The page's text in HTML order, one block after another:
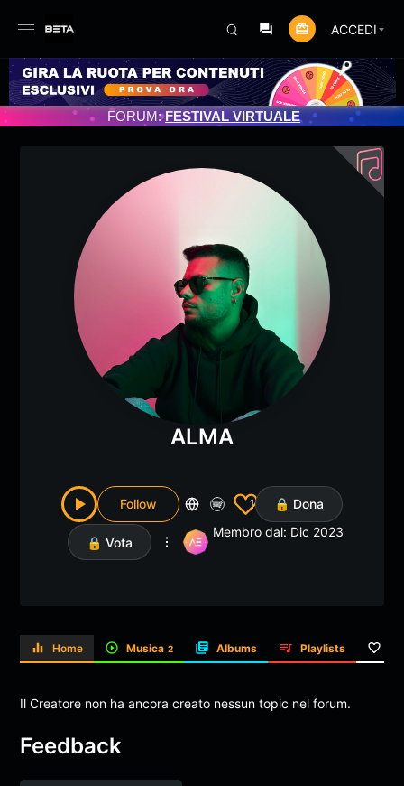
ACCEDI
PROGRAMMATO 3/07/2025
FORUM:FESTIVAL VIRTUALE
ALMA
Follow 1 🔒 Dona
🔒 Vota
Membro dal: Dic 2023
Home Musica 2 Albums Playlists
Il Creatore non ha ancora creato nessun topic nel forum.
Feedback